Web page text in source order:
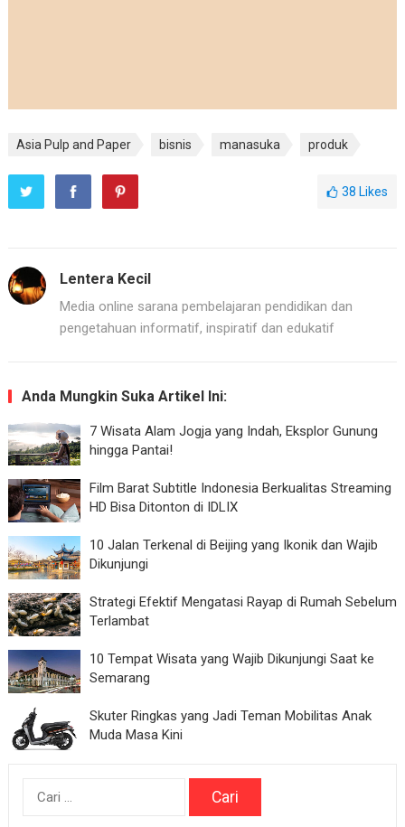
Asia Pulp and Paper bisnis manasuka produk
38 Likes
Lentera Kecil
Media online sarana pembelajaran pendidikan dan
pengetahuan informatif, inspiratif dan edukatif
Anda Mungkin Suka Artikel Ini:
7 Wisata Alam Jogja yang Indah, Eksplor Gunung
hingga Pantai!
Film Barat Subtitle Indonesia Berkualitas Streaming
HD Bisa Ditonton di IDLIX
10 Jalan Terkenal di Beijing yang Ikonik dan Wajib
Dikunjungi
Strategi Efektif Mengatasi Rayap di Rumah Sebelum
Terlambat
10 Tempat Wisata yang Wajib Dikunjungi Saat ke
Semarang
Skuter Ringkas yang Jadi Teman Mobilitas Anak
Muda Masa Kini
Cari